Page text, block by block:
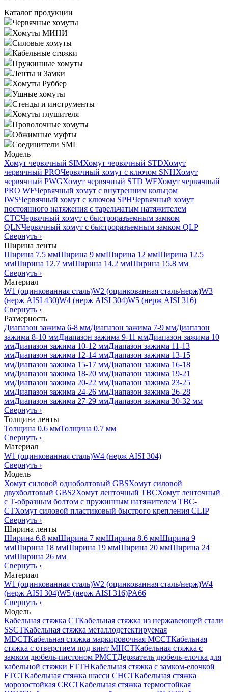
Каталог продукции
Червячные хомуты
Хомуты МИНИ
Силовые хомуты
Кабельные стяжки
Пружинные хомуты
Ленты и Замки
Хомуты Руббер
Ушные хомуты
Стенды и инструменты
Хомуты глушителя
Проволочные хомуты
Обжимные муфты
Соединители SML
Модель
Хомут червячный SIMХомут червячный STDХомут
червячный PROЧервячный хомут с ключом SNHХомут
червячный PWGХомут червячный STD WFХомут червячный
PRO WFЧервячный хомут с внутренним кольцом
IWSЧервячный хомут с ключом SPHЧервячный хомут
постоянного натяжения с тарельчатым натяжителем
CTCЧервячный хомут с быстроразъемным замком
QLNЧервячный хомут с быстроразъемным замком QLP
Свернуть ›
Ширина ленты
Ширина 7.5 ммШирина 9 ммШирина 12 ммШирина 12.5
ммШирина 12.7 ммШирина 14.2 ммШирина 15.8 мм
Свернуть ›
Материал
W1 (оцинкованная сталь)W2 (оцинкованная сталь/нерж)W3
(нерж AISI 430)W4 (нерж AISI 304)W5 (нерж AISI 316)
Свернуть ›
Размерность
Диапазон зажима 6-8 ммДиапазон зажима 7-9 ммДиапазон
зажима 8-10 ммДиапазон зажима 9-11 ммДиапазон зажима 10
ммДиапазон зажима 10-12 ммДиапазон зажима 11-13
ммДиапазон зажима 12-14 ммДиапазон зажима 13-15
ммДиапазон зажима 15-17 ммДиапазон зажима 16-18
ммДиапазон зажима 18-20 ммДиапазон зажима 19-21
ммДиапазон зажима 20-22 ммДиапазон зажима 23-25
ммДиапазон зажима 24-26 ммДиапазон зажима 26-28
ммДиапазон зажима 27-29 ммДиапазон зажима 30-32 мм
Свернуть ›
Толщина ленты
Толщина 0.6 ммТолщина 0.7 мм
Свернуть ›
Материал
W1 (оцинкованная сталь)W4 (нерж AISI 304)
Свернуть ›
Модель
Хомут силовой одноболтовый GBSХомут силовой
двухболтовый GBS2Хомут ленточный TBCХомут ленточный
с Т-образным болтом с пружинным натяжителем TBC-
CTХомут силовой пластиковый быстрого крепления CLIP
Свернуть ›
Ширина ленты
Ширина 6.8 ммШирина 7 ммШирина 8.6 ммШирина 9
ммШирина 18 ммШирина 19 ммШирина 20 ммШирина 24
ммШирина 26 мм
Свернуть ›
Материал
W1 (оцинкованная сталь)W2 (оцинкованная сталь/нерж)W4
(нерж AISI 304)W5 (нерж AISI 316)PA66
Свернуть ›
Модель
Кабельная стяжка CTКабельная стяжка из нержавеющей стали
SSCTКабельная стяжка металлодетектируемая
MDCTКабельная стяжка маркировочная MCCTКабельная
стяжка с отверстием под винт MHCTКабельная стяжка с
замком дюбель-пистоном PMCTДержатель дюбель-елочка для
кабельной стяжки FTTHКабельная стяжка c замком-елочкой
FTCTКабельная стяжка шасси CHCTКабельная стяжка
морозостойкая CRCTКабельная стяжка термостойкая